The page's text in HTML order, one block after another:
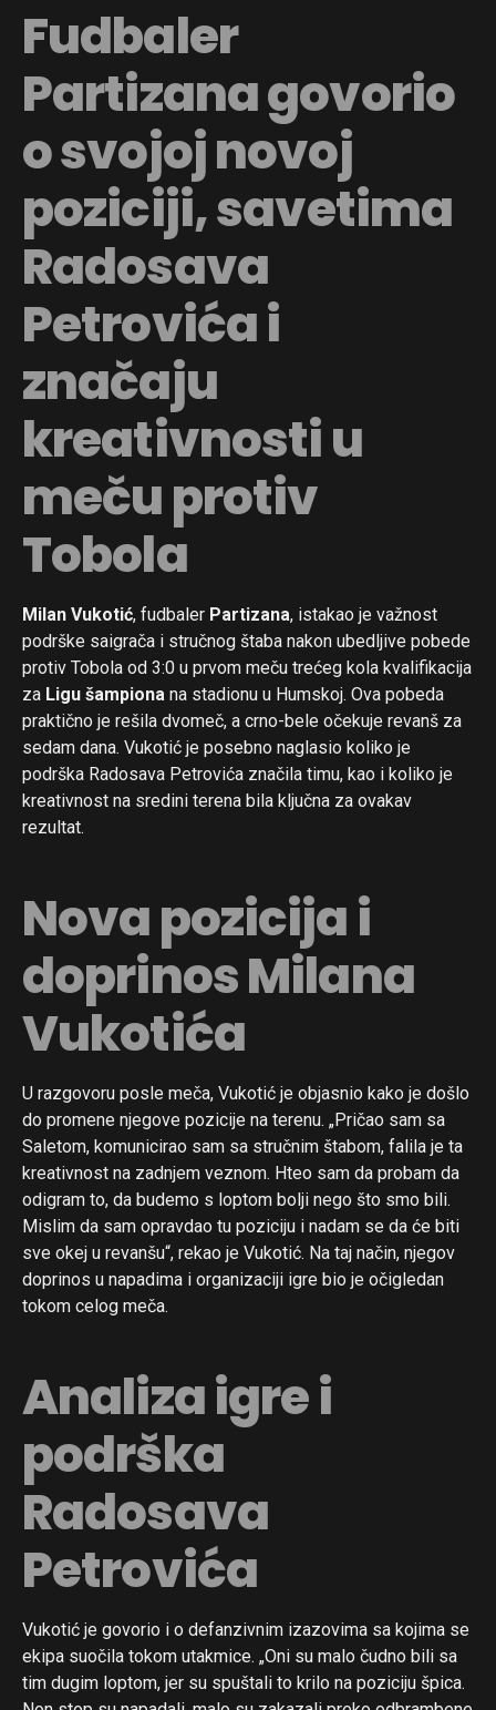
Fudbaler
Partizana govorio
o svojoj novoj
poziciji, savetima
Radosava
Petrovića i
značaju
kreativnosti u
meču protiv
Tobola
Milan Vukotić, fudbaler Partizana, istakao je važnost
podrške saigrača i stručnog štaba nakon ubedljive pobede
protiv Tobola od 3:0 u prvom meču trećeg kola kvalifikacija
za Ligu šampiona na stadionu u Humskoj. Ova pobeda
praktično je rešila dvomeč, a crno-bele očekuje revanš za
sedam dana. Vukotić je posebno naglasio koliko je
podrška Radosava Petrovića značila timu, kao i koliko je
kreativnost na sredini terena bila ključna za ovakav
rezultat.
Nova pozicija i
doprinos Milana
Vukotića
U razgovoru posle meča, Vukotić je objasnio kako je došlo
do promene njegove pozicije na terenu. „Pričao sam sa
Saletom, komunicirao sam sa stručnim štabom, falila je ta
kreativnost na zadnjem veznom. Hteo sam da probam da
odigram to, da budemo s loptom bolji nego što smo bili.
Mislim da sam opravdao tu poziciju i nadam se da će biti
sve okej u revanšu“, rekao je Vukotić. Na taj način, njegov
doprinos u napadima i organizaciji igre bio je očigledan
tokom celog meča.
Analiza igre i
podrška
Radosava
Petrovića
Vukotić je govorio i o defanzivnim izazovima sa kojima se
ekipa suočila tokom utakmice. „Oni su malo čudno bili sa
tim dugim loptom, jer su spuštali to krilo na poziciju špica.